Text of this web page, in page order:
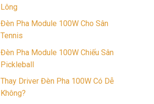
Lông
Đèn Pha Module 100W Cho Sân
Tennis
Đèn Pha Module 100W Chiếu Sân
Pickleball
Thay Driver Đèn Pha 100W Có Dễ
Không?